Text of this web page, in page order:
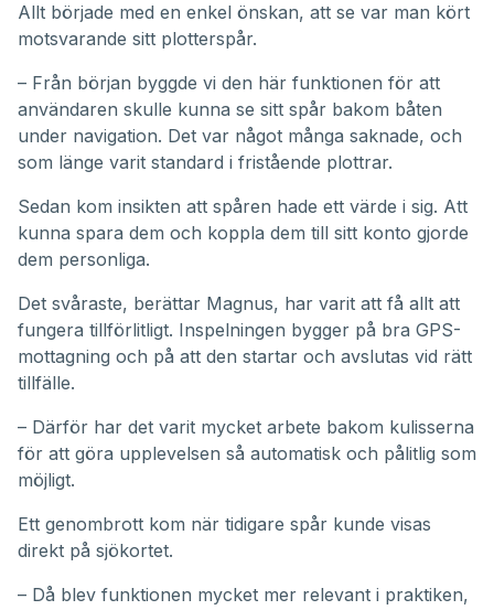
Allt började med en enkel önskan, att se var man kört
motsvarande sitt plotterspår.
– Från början byggde vi den här funktionen för att
användaren skulle kunna se sitt spår bakom båten
under navigation. Det var något många saknade, och
som länge varit standard i fristående plottrar.
Sedan kom insikten att spåren hade ett värde i sig. Att
kunna spara dem och koppla dem till sitt konto gjorde
dem personliga.
Det svåraste, berättar Magnus, har varit att få allt att
fungera tillförlitligt. Inspelningen bygger på bra GPS-
mottagning och på att den startar och avslutas vid rätt
tillfälle.
– Därför har det varit mycket arbete bakom kulisserna
för att göra upplevelsen så automatisk och pålitlig som
möjligt.
Ett genombrott kom när tidigare spår kunde visas
direkt på sjökortet.
– Då blev funktionen mycket mer relevant i praktiken,